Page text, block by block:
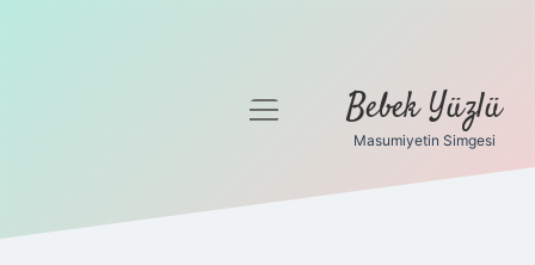
Gizlilik Politikası
menüyü
Bebek Yüzlü
Masumiyetin Simgesi